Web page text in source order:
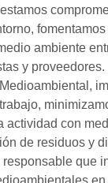
ambiente
y
actividad con
de residuos y
que